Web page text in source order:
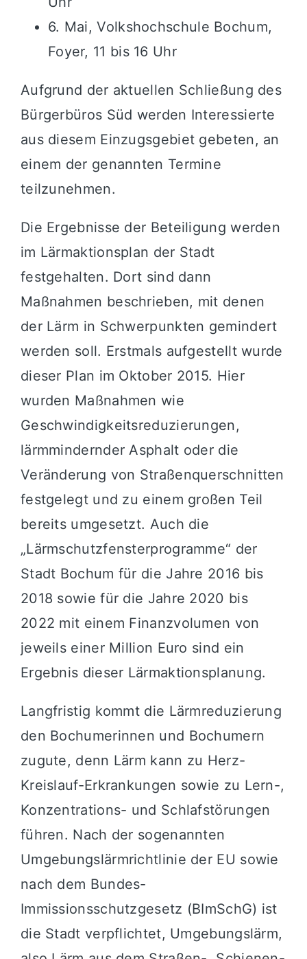
6. Mai, Volkshochschule Bochum,
Foyer, 11 bis 16 Uhr
Aufgrund der aktuellen Schließung des
Bürgerbüros Süd werden Interessierte
aus diesem Einzugsgebiet gebeten, an
einem der genannten Termine
teilzunehmen.
Die Ergebnisse der Beteiligung werden
im Lärmaktionsplan der Stadt
festgehalten. Dort sind dann
Maßnahmen beschrieben, mit denen
der Lärm in Schwerpunkten gemindert
werden soll. Erstmals aufgestellt wurde
dieser Plan im Oktober 2015. Hier
wurden Maßnahmen wie
Geschwindigkeitsreduzierungen,
lärmmindernder Asphalt oder die
Veränderung von Straßenquerschnitten
festgelegt und zu einem großen Teil
bereits umgesetzt. Auch die
„Lärmschutzfensterprogramme“ der
Stadt Bochum für die Jahre 2016 bis
2018 sowie für die Jahre 2020 bis
2022 mit einem Finanzvolumen von
jeweils einer Million Euro sind ein
Ergebnis dieser Lärmaktionsplanung.
Langfristig kommt die Lärmreduzierung
den Bochumerinnen und Bochumern
zugute, denn Lärm kann zu Herz-
Kreislauf-Erkrankungen sowie zu Lern-,
Konzentrations- und Schlafstörungen
führen. Nach der sogenannten
Umgebungslärmrichtlinie der EU sowie
nach dem Bundes-
Immissionsschutzgesetz (BImSchG) ist
die Stadt verpflichtet, Umgebungslärm,